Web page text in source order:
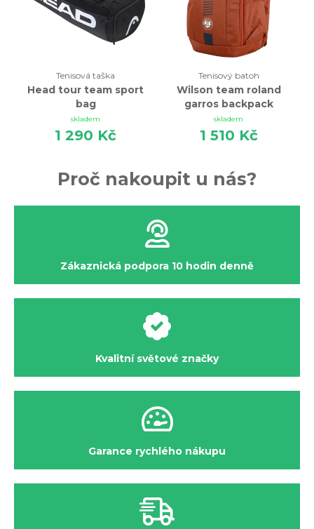
Tenisová taška
Head tour team sport
bag
skladem
1 290 Kč
Tenisový batoh
Wilson team roland
garros backpack
skladem
1 510 Kč
Proč nakoupit u nás?
Zákaznická podpora 10 hodin denně
Kvalitní světové značky
Garance rychlého nákupu